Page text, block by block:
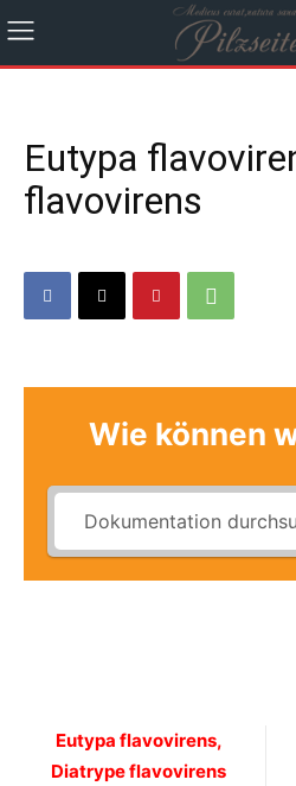
Eutypa
flavovirens
Wie können
Eutypa flavovirens,
Diatrype flavovirens